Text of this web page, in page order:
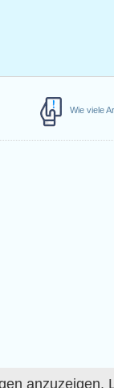
anzuzeigen.
Wie viele